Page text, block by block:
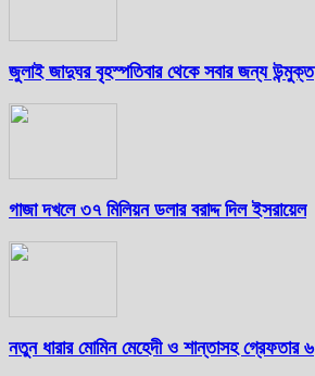
জুলাই জাদুঘর বৃহস্পতিবার থেকে সবার জন্য উন্মুক্ত
গাজা দখলে ৩৭ মিলিয়ন ডলার বরাদ্দ দিল ইসরায়েল
নতুন ধারার মোমিন মেহেদী ও শান্তাসহ গ্রেফতার ৬